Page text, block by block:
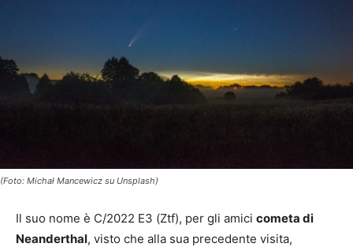
(Foto: Michał Mancewicz su Unsplash)
Il suo nome è C/2022 E3 (Ztf), per gli amici cometa di
Neanderthal, visto che alla sua precedente visita,